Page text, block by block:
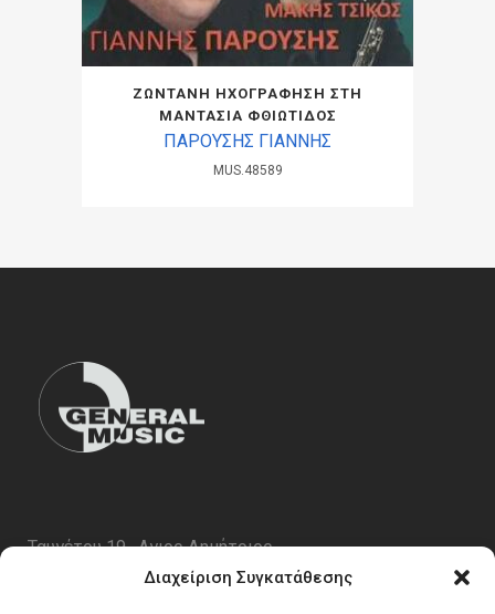
Διαχείριση Συγκατάθεσης
ΖΩΝΤΑΝΗ ΗΧΟΓΡΑΦΗΣΗ ΣΤΗ
ΜΑΝΤΑΣΙΑ ΦΘΙΩΤΙΔΟΣ
ΠΑΡΟΥΣΗΣ ΓΙΑΝΝΗΣ
MUS.48589
Ταυγέτου 19 , Αγιος Δημήτριος